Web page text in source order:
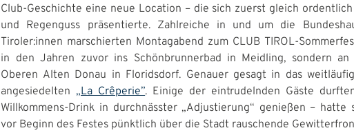
Club-Geschichte eine neue Location – die sich zuerst gleich
und Regenguss präsentierte. Zahlreiche in und um die
Tiroler:innen marschierten Montagabend zum CLUB TIROL-
in den Jahren zuvor ins Schönbrunnerbad in Meidling, sondern
Oberen Alten Donau in Floridsdorf. Genauer gesagt in das
angesiedelten „La Crêperie”. Einige der eintrudelnden Gäste
Willkommens-Drink in durchnässter „Adjustierung“ genießen –
vor Beginn des Festes pünktlich über die Stadt rauschende